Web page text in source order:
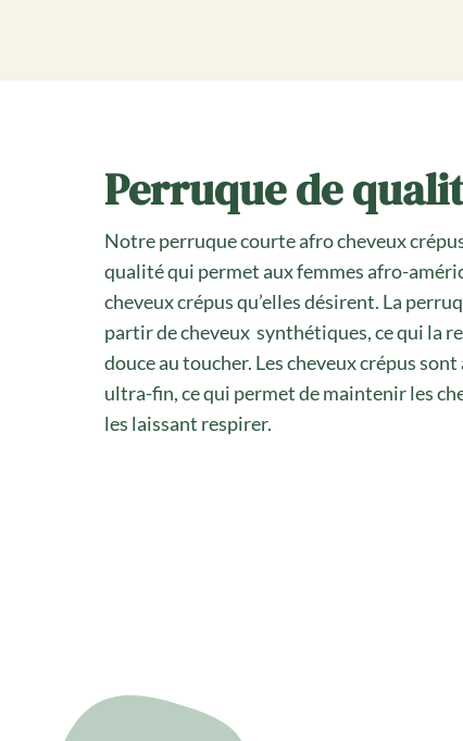
Perruque de
Notre perruque courte afro cheveux
qualité qui permet aux femmes afro-
cheveux crépus qu’elles désirent. La
partir de cheveux synthétiques, ce qui la
douce au toucher. Les cheveux crépus
ultra-fin, ce qui permet de maintenir les
les laissant respirer.